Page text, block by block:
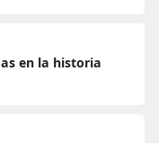
en la historia